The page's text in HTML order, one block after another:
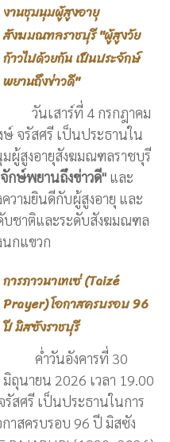
งานชุมนุมผู้สูงอายุ
สังฆมณฑลราชบุรี "ผู้สูงวัย
ก้าวไปด้วยกัน เป็นประจักษ์
พยานถึงข่าวดี"
วันเสาร์ที่ 4 กรกฎาคม
จรัสศรี เป็นประธานใน
ผู้สูงอายุสังฆมณฑลราชบุรี
กษ์พยานถึงข่าวดี" และ
วามยินดีกับผู้สูงอายุ และ
ชาติและระดับสังฆมณฑล
กแขวก
การภาวนาเทเซ่ (Taizé
Prayer) โอกาสครบรอบ 96
ปี มิสซังราชบุรี
ค่ำวันอังคารที่ 30
มิถุนายน 2026 เวลา 19.00
สศรี เป็นประธานในการ
าสครบรอบ 96 ปี มิสซัง